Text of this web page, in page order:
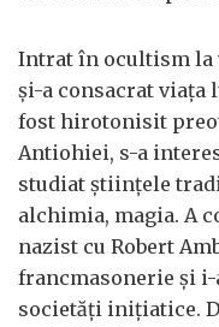
Intrat în ocultism la
şi-a consacrat viaţa
fost hirotonisit
Antiohiei, s-a
studiat ştiinţele
alchimia, magia. A
nazist cu Robert
francmasonerie şi
societăţi iniţiatice.